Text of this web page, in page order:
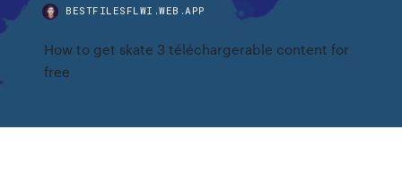
BESTFILESFLWI.WEB.APP
How to get skate 3 téléchargerable content for
free